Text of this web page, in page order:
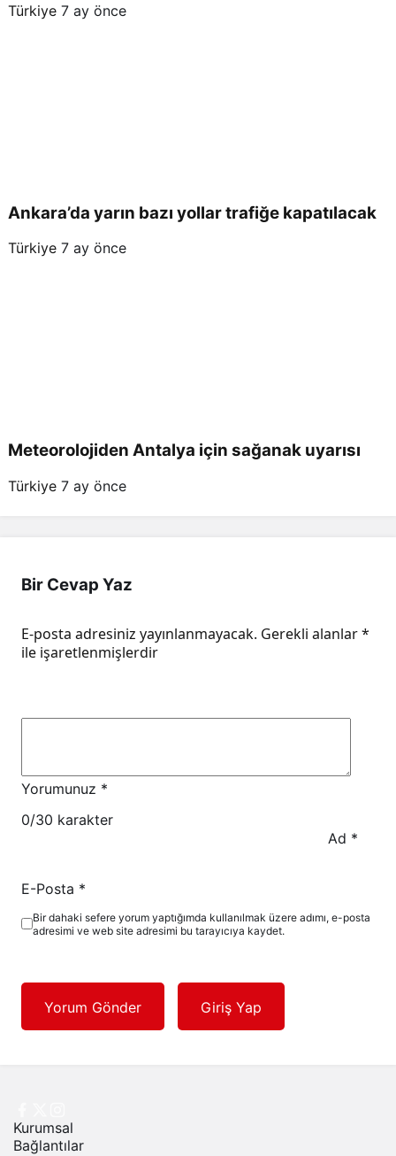
Türkiye 7 ay önce
Ankara’da yarın bazı yollar trafiğe kapatılacak
Türkiye 7 ay önce
Meteorolojiden Antalya için sağanak uyarısı
Türkiye 7 ay önce
Bir Cevap Yaz
E-posta adresiniz yayınlanmayacak. Gerekli alanlar*
ile işaretlenmişlerdir
Yorumunuz *
0/30 karakter
Ad *
E-Posta *
Bir dahaki sefere yorum yaptığımda kullanılmak üzere adımı, e-posta
adresimi ve web site adresimi bu tarayıcıya kaydet.
Yorum Gönder Giriş Yap
Kurumsal
Bağlantılar